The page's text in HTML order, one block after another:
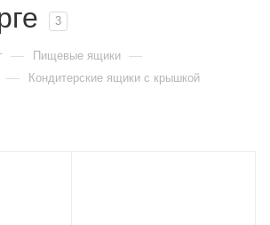
3
— Пищевые ящики —
— Кондитерские ящики с крышкой